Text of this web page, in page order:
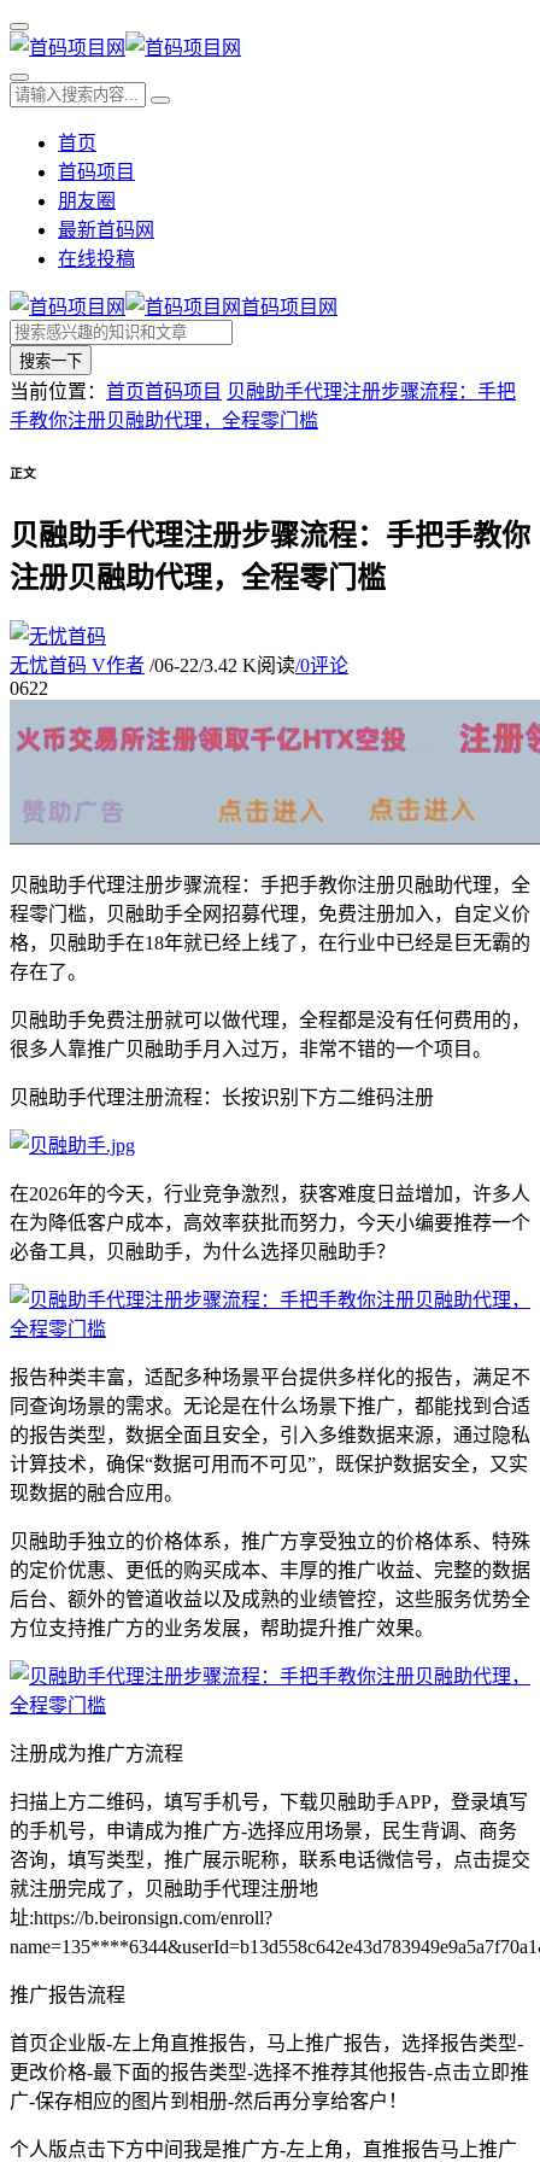
首页
首码项目
朋友圈
最新首码网
在线投稿
首码项目网
搜索一下
当前位置： 首页首码项目 贝融助手代理注册步骤流程：手把
手教你注册贝融助代理，全程零门槛
正文
贝融助手代理注册步骤流程：手把手教你
注册贝融助代理，全程零门槛
无忧首码 V作者 /06-22/3.42 K阅读/0评论
0622
贝融助手代理注册步骤流程：手把手教你注册贝融助代理，全
程零门槛，贝融助手全网招募代理，免费注册加入，自定义价
格，贝融助手在18年就已经上线了，在行业中已经是巨无霸的
存在了。
贝融助手免费注册就可以做代理，全程都是没有任何费用的，
很多人靠推广贝融助手月入过万，非常不错的一个项目。
贝融助手代理注册流程：长按识别下方二维码注册
在2026年的今天，行业竞争激烈，获客难度日益增加，许多人
在为降低客户成本，高效率获批而努力，今天小编要推荐一个
必备工具，贝融助手，为什么选择贝融助手？
报告种类丰富，适配多种场景平台提供多样化的报告，满足不
同查询场景的需求。无论是在什么场景下推广，都能找到合适
的报告类型，数据全面且安全，引入多维数据来源，通过隐私
计算技术，确保“数据可用而不可见”，既保护数据安全，又实
现数据的融合应用。
贝融助手独立的价格体系，推广方享受独立的价格体系、特殊
的定价优惠、更低的购买成本、丰厚的推广收益、完整的数据
后台、额外的管道收益以及成熟的业绩管控，这些服务优势全
方位支持推广方的业务发展，帮助提升推广效果。
注册成为推广方流程
扫描上方二维码，填写手机号，下载贝融助手APP，登录填写
的手机号，申请成为推广方-选择应用场景，民生背调、商务
咨询，填写类型，推广展示昵称，联系电话微信号，点击提交
就注册完成了，贝融助手代理注册地
址:https://b.beironsign.com/enroll?
推广报告流程
首页企业版-左上角直推报告，马上推广报告，选择报告类型-
更改价格-最下面的报告类型-选择不推荐其他报告-点击立即推
广-保存相应的图片到相册-然后再分享给客户！
个人版点击下方中间我是推广方-左上角，直推报告马上推广